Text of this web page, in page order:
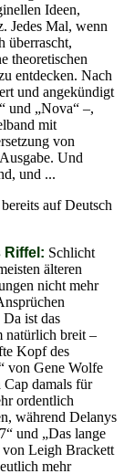
Ideen,
Jedes Mal, wenn
überrascht,
theoretischen
entdecken. Nach
und angekündigt
und „Nova“ –,
mit
von
Und
und ...
auf Deutsch
Riffel: Schlicht
älteren
nicht mehr
Da ist das
natürlich breit –
Kopf des
von Gene Wolfe
Cap damals für
ordentlich
während Delanys
und „Das lange
Leigh Brackett
mehr